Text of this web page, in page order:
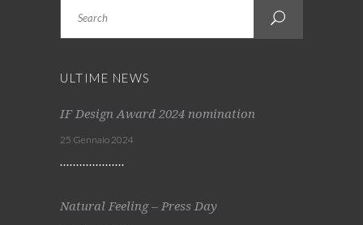
ULTIME NEWS
IF Design Award 2024 nomination
25 Gennaio 2024
Natural Feeling – Press Day